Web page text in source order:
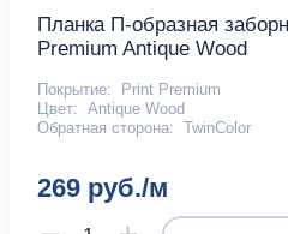
Планка П-образная
Premium Antique Wood
Покрытие:
Print Premium
Цвет: Antique Wood
Обратная сторона: TwinColor
269 руб./м